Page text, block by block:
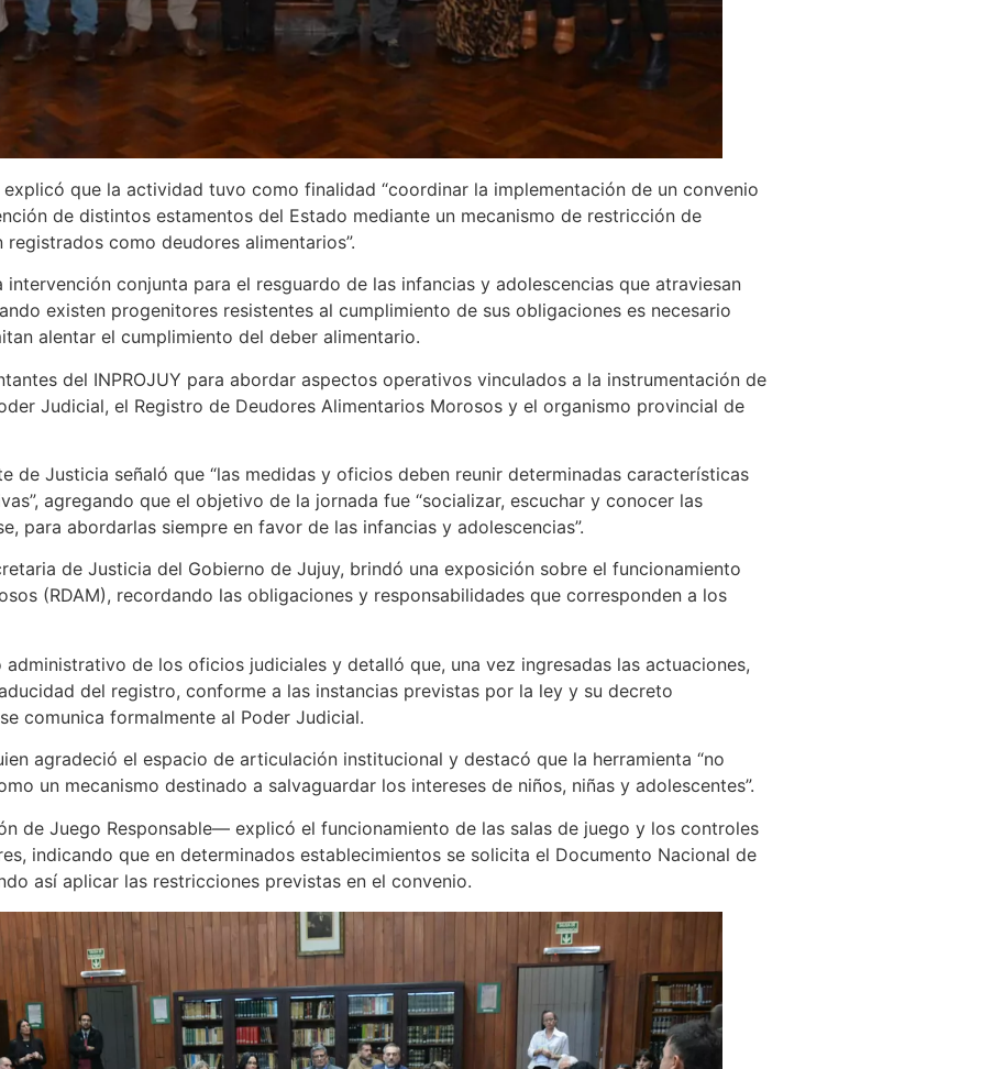
que la actividad tuvo como finalidad “coordinar la implementación de un convenio
de distintos estamentos del Estado mediante un mecanismo de restricción de
como deudores alimentarios”.
conjunta para el resguardo de las infancias y adolescencias que atraviesan
existen progenitores resistentes al cumplimiento de sus obligaciones es necesario
alentar el cumplimiento del deber alimentario.
del INPROJUY para abordar aspectos operativos vinculados a la instrumentación de
Judicial, el Registro de Deudores Alimentarios Morosos y el organismo provincial de
de Justicia señaló que “las medidas y oficios deben reunir determinadas características
agregando que el objetivo de la jornada fue “socializar, escuchar y conocer las
para abordarlas siempre en favor de las infancias y adolescencias”.
de Justicia del Gobierno de Jujuy, brindó una exposición sobre el funcionamiento
(RDAM), recordando las obligaciones y responsabilidades que corresponden a los
de los oficios judiciales y detalló que, una vez ingresadas las actuaciones,
del registro, conforme a las instancias previstas por la ley y su decreto
comunica formalmente al Poder Judicial.
agradeció el espacio de articulación institucional y destacó que la herramienta “no
un mecanismo destinado a salvaguardar los intereses de niños, niñas y adolescentes”.
de Juego Responsable— explicó el funcionamiento de las salas de juego y los controles
indicando que en determinados establecimientos se solicita el Documento Nacional de
así aplicar las restricciones previstas en el convenio.